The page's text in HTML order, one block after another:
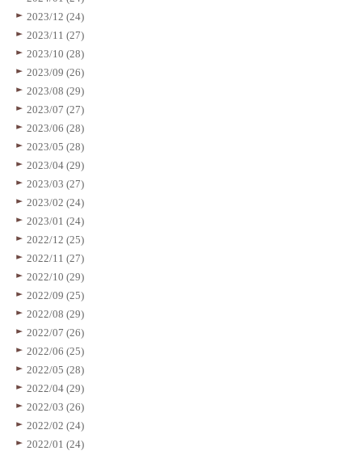
2023/12 (24)
2023/11 (27)
2023/10 (28)
2023/09 (26)
2023/08 (29)
2023/07 (27)
2023/06 (28)
2023/05 (28)
2023/04 (29)
2023/03 (27)
2023/02 (24)
2023/01 (24)
2022/12 (25)
2022/11 (27)
2022/10 (29)
2022/09 (25)
2022/08 (29)
2022/07 (26)
2022/06 (25)
2022/05 (28)
2022/04 (29)
2022/03 (26)
2022/02 (24)
2022/01 (24)